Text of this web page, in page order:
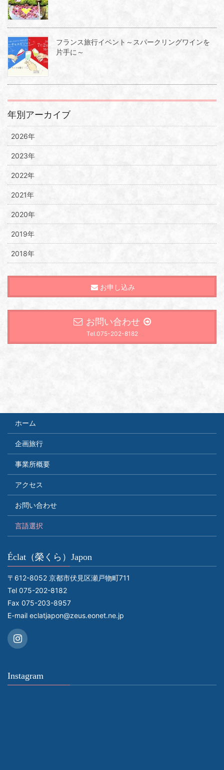
フランス旅行イベント～スパークリングワインを
片手に～
年別アーカイブ
2026年
2023年
2022年
2021年
2020年
2019年
2018年
お申し込み
お問い合わせ
Tel.075-202-8182
ホーム
企画旅行
事業所概要
アクセス
お問い合わせ
言語選択
Éclat（榮くら）Japon
〒612-8052 京都市伏見区瀬戸物町711
Tel 075-202-8182
Fax 075-203-8957
E-mail eclatjapon@zeus.eonet.ne.jp
Instagram